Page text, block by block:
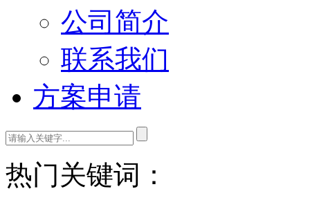
公司简介
联系我们
方案申请
热门关键词：